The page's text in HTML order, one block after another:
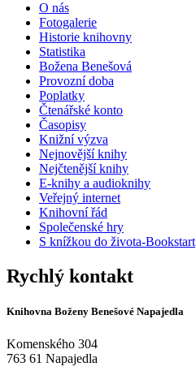
O nás
Fotogalerie
Historie knihovny
Statistika
Božena Benešová
Provozní doba
Poplatky
Čtenářské konto
Časopisy
Knižní výzva
Nejnovější knihy
Nejčtenější knihy
E-knihy a audioknihy
Veřejný internet
Knihovní řád
Společenské hry
S knížkou do života-Bookstart
Rychlý kontakt
Knihovna Boženy Benešové Napajedla
Komenského 304
763 61 Napajedla